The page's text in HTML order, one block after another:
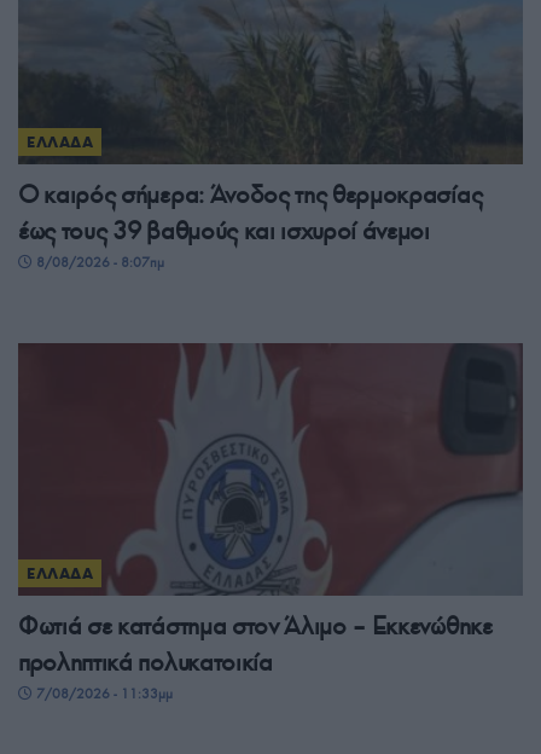
ΕΛΛΑΔΑ
Ο καιρός σήμερα: Άνοδος της θερμοκρασίας
έως τους 39 βαθμούς και ισχυροί άνεμοι
8/08/2026 - 8:07πμ
ΕΛΛΑΔΑ
Φωτιά σε κατάστημα στον Άλιμο – Εκκενώθηκε
προληπτικά πολυκατοικία
7/08/2026 - 11:33μμ